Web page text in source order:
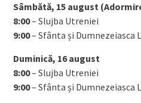
Sâmbătă, 15 august
8:00– Slujba Utreniei
9:00– Sfânta și Dumnezeiasca
Duminică, 16 august
8:00– Slujba Utreniei
9:00– Sfânta și Dumnezeiasca